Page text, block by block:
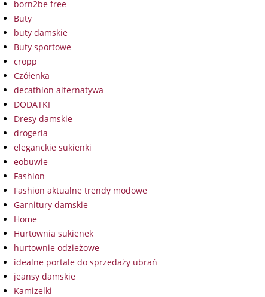
born2be free
Buty
buty damskie
Buty sportowe
cropp
Czółenka
decathlon alternatywa
DODATKI
Dresy damskie
drogeria
eleganckie sukienki
eobuwie
Fashion
Fashion aktualne trendy modowe
Garnitury damskie
Home
Hurtownia sukienek
hurtownie odzieżowe
idealne portale do sprzedaży ubrań
jeansy damskie
Kamizelki